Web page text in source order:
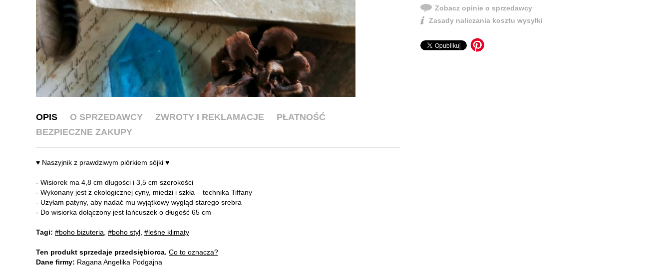
Zobacz opinie o sprzedawcy
Zasady naliczania kosztu wysyłki
OPIS O SPRZEDAWCY ZWROTY I REKLAMACJE
PŁATNOŚĆ
BEZPIECZNE ZAKUPY
♥ Naszyjnik z prawdziwym piórkiem sójki ♥
- Wisiorek ma 4,8 cm długości i 3,5 cm szerokości
- Wykonany jest z ekologicznej cyny, miedzi i szkła – technika Tiffany
- Użyłam patyny, aby nadać mu wyjątkowy wygląd starego srebra
- Do wisiorka dołączony jest łańcuszek o długość 65 cm
Tagi: #boho biżuteria #boho styl #leśne klimaty
Ten produkt sprzedaje przedsiębiorca. Co to oznacza?
Dane firmy: Ragana Angelika Podgajna